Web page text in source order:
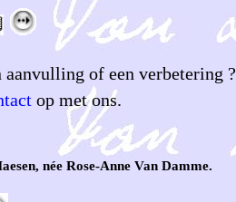
of een verbetering ?
op met ons.
née Rose-Anne Van Damme.